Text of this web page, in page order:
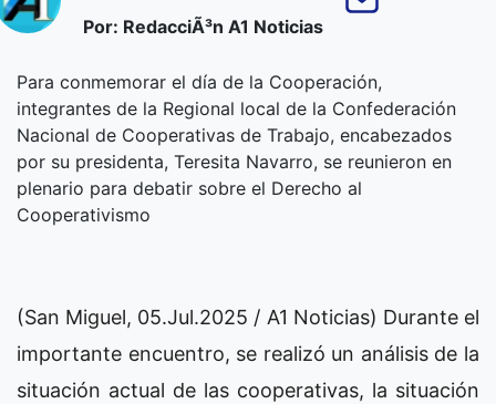
Por: RedacciÃ³n A1 Noticias
Para conmemorar el día de la Cooperación,
integrantes de la Regional local de la Confederación
Nacional de Cooperativas de Trabajo, encabezados
por su presidenta, Teresita Navarro, se reunieron en
plenario para debatir sobre el Derecho al
Cooperativismo
(San Miguel, 05.Jul.2025 / A1 Noticias) Durante el
importante encuentro, se realizó un análisis de la
situación actual de las cooperativas, la situación